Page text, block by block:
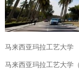
马来西亚玛拉工艺大学
马来西亚玛拉工艺大学